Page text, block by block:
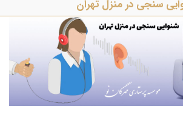
سنجی در منزل تهران